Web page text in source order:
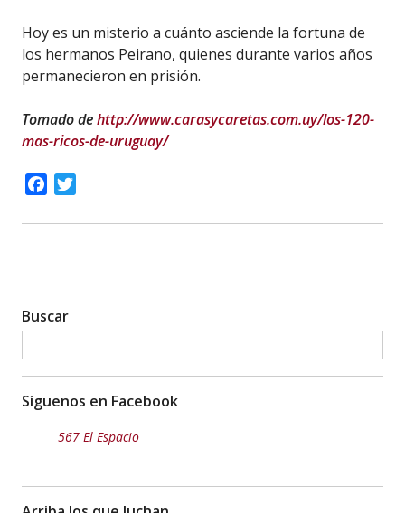
Hoy es un misterio a cuánto asciende la fortuna de
los hermanos Peirano, quienes durante varios años
permanecieron en prisión.
Tomado dehttp://www.carasycaretas.com.uy/los-120-
mas-ricos-de-uruguay/
Facebook
Buscar
Síguenos en Facebook
567 El Espacio